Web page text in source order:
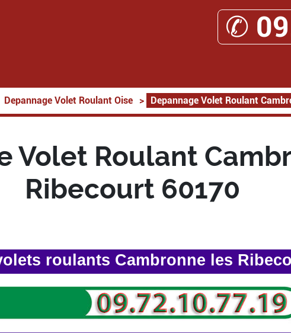
✆
Depannage Volet Roulant Oise > Depannage Volet Roulant
Volet Roulant
Ribecourt 60170
roulants Cambronne les